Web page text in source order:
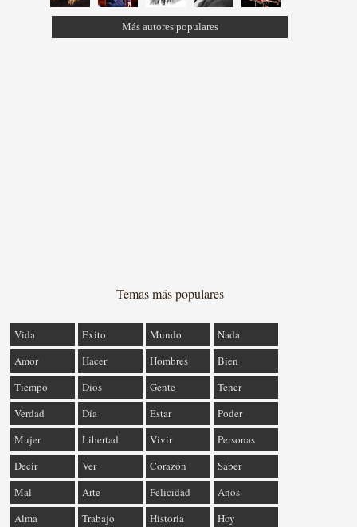
Más autores populares
Temas más populares
Vida Éxito Mundo
Nada
Amor
Hacer Hombres
Bien
Tiempo
Dios Gente
Tener
Verdad
Día Estar
Poder
Mujer
Libertad Vivir
Personas
Decir
Ver Corazón
Saber
Mal
Arte Felicidad
Años
Alma
Trabajo Historia Hoy